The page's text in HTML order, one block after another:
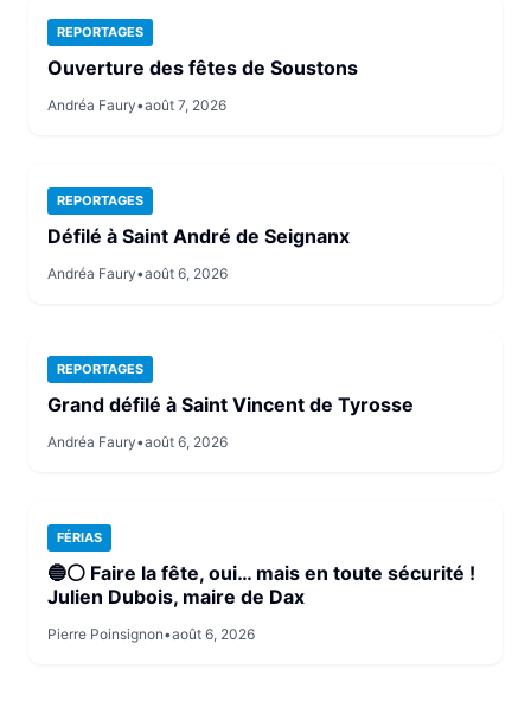
REPORTAGES
Ouverture des fêtes de Soustons
Andréa Faury•août 7, 2026
REPORTAGES
Défilé à Saint André de Seignanx
Andréa Faury•août 6, 2026
REPORTAGES
Grand défilé à Saint Vincent de Tyrosse
Andréa Faury•août 6, 2026
FÉRIAS
🔵⚪ Faire la fête, oui… mais en toute sécurité !
Julien Dubois, maire de Dax
Pierre Poinsignon•août 6, 2026